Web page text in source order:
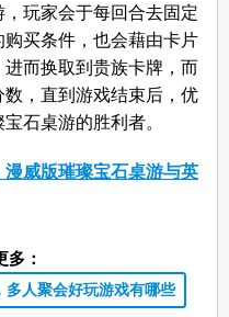
玩家会于每回合去固定
买条件，也会藉由卡片
而换取到贵族卡牌，而
，直到游戏结束后，优
石桌游的胜利者。
威版璀璨宝石桌游与英
多：
人聚会好玩游戏有哪些